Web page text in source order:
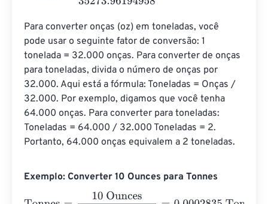
Para converter onças (oz) em toneladas, você
pode usar o seguinte fator de conversão: 1
tonelada = 32.000 onças. Para converter de onças
para toneladas, divida o número de onças por
32.000. Aqui está a fórmula: Toneladas = Onças /
32.000. Por exemplo, digamos que você tenha
64.000 onças. Para converter para toneladas:
Toneladas = 64.000 / 32.000 Toneladas = 2.
Portanto, 64.000 onças equivalem a 2 toneladas.
Exemplo: Converter 10 Ounces para Tonnes
Tonnes
10 Ounces 35273.96194958 = 0.0002835